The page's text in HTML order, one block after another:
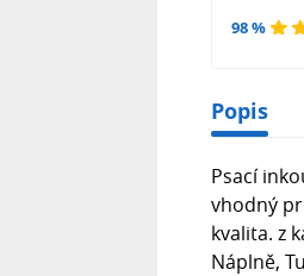
98 %
Popis
Psací
vhodný
kvalita. z
Náplně,